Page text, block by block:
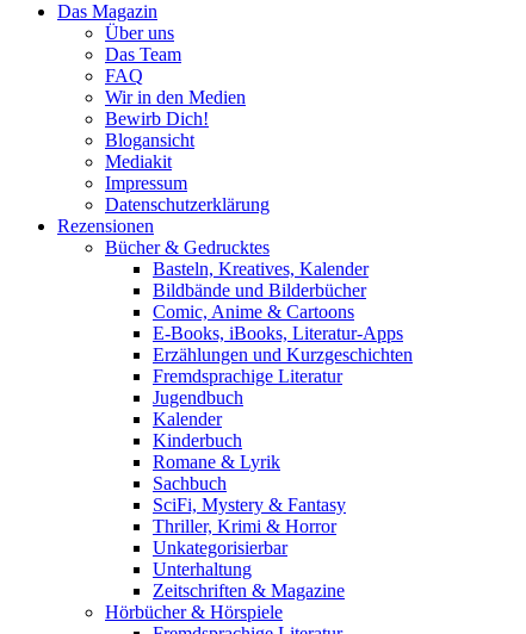
Das Magazin
Über uns
Das Team
FAQ
Wir in den Medien
Bewirb Dich!
Blogansicht
Mediakit
Impressum
Datenschutzerklärung
Rezensionen
Bücher & Gedrucktes
Basteln, Kreatives, Kalender
Bildbände und Bilderbücher
Comic, Anime & Cartoons
E-Books, iBooks, Literatur-Apps
Erzählungen und Kurzgeschichten
Fremdsprachige Literatur
Jugendbuch
Kalender
Kinderbuch
Romane & Lyrik
Sachbuch
SciFi, Mystery & Fantasy
Thriller, Krimi & Horror
Unkategorisierbar
Unterhaltung
Zeitschriften & Magazine
Hörbücher & Hörspiele